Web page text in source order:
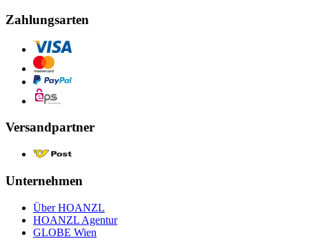
Zahlungsarten
Versandpartner
Unternehmen
Über HOANZL
HOANZL Agentur
GLOBE Wien